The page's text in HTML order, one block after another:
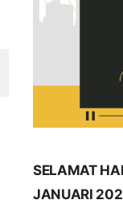
SELAMAT
JANUARI